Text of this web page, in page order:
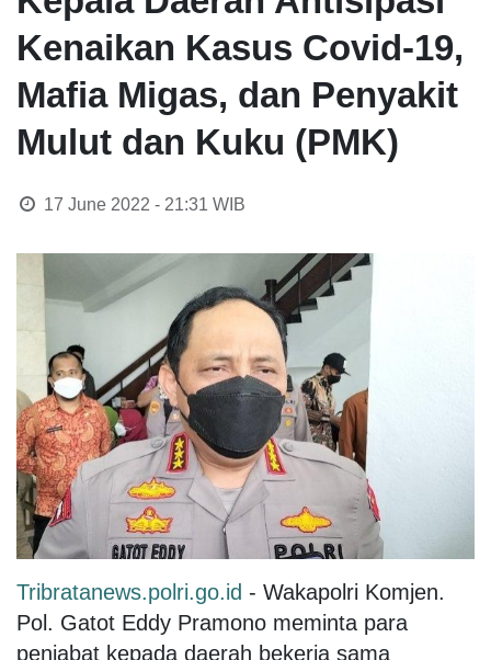
Kenaikan Kasus Covid-19,
Mafia Migas, dan Penyakit
Mulut dan Kuku (PMK)
17 June 2022 - 21:31 WIB
Tribratanews.polri.go.id - Wakapolri Komjen.
Pol. Gatot Eddy Pramono meminta para
penjabat kepada daerah bekerja sama